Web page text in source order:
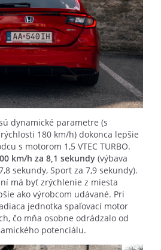
dynamické parametre (s
180 km/h) dokonca lepšie
s motorom 1,5 VTEC TURBO.
km/h za 8,1 sekundy (výbava
sekundy, Sport za 7,9 sekundy).
má byť zrýchlenie z miesta
ako výrobcom udávané. Pri
jednotka spaľovací motor
čo mňa osobne odrádzalo od
potenciálu.